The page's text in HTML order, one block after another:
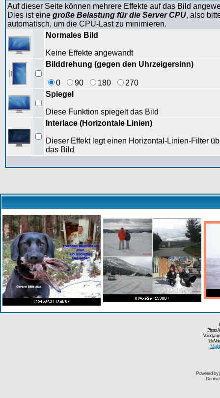
Auf dieser Seite können mehrere Effekte auf das Bild
Dies ist eine große Belastung für die Server CPU, also
automatisch, um die CPU-Last zu minimieren.
Normales Bild
Keine Effekte angewandt
Bilddrehung (gegen den Uhrzeigersinn)
0 90 180
270
Spiegel
Diese Funktion spiegelt das Bild
Interlace (Horizontale Linien)
Dieser Effekt legt einen Horizontal-Linien-Filter
das Bild
Photo
Powered by